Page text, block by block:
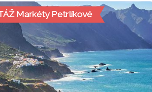
Markéty Petrlíkové